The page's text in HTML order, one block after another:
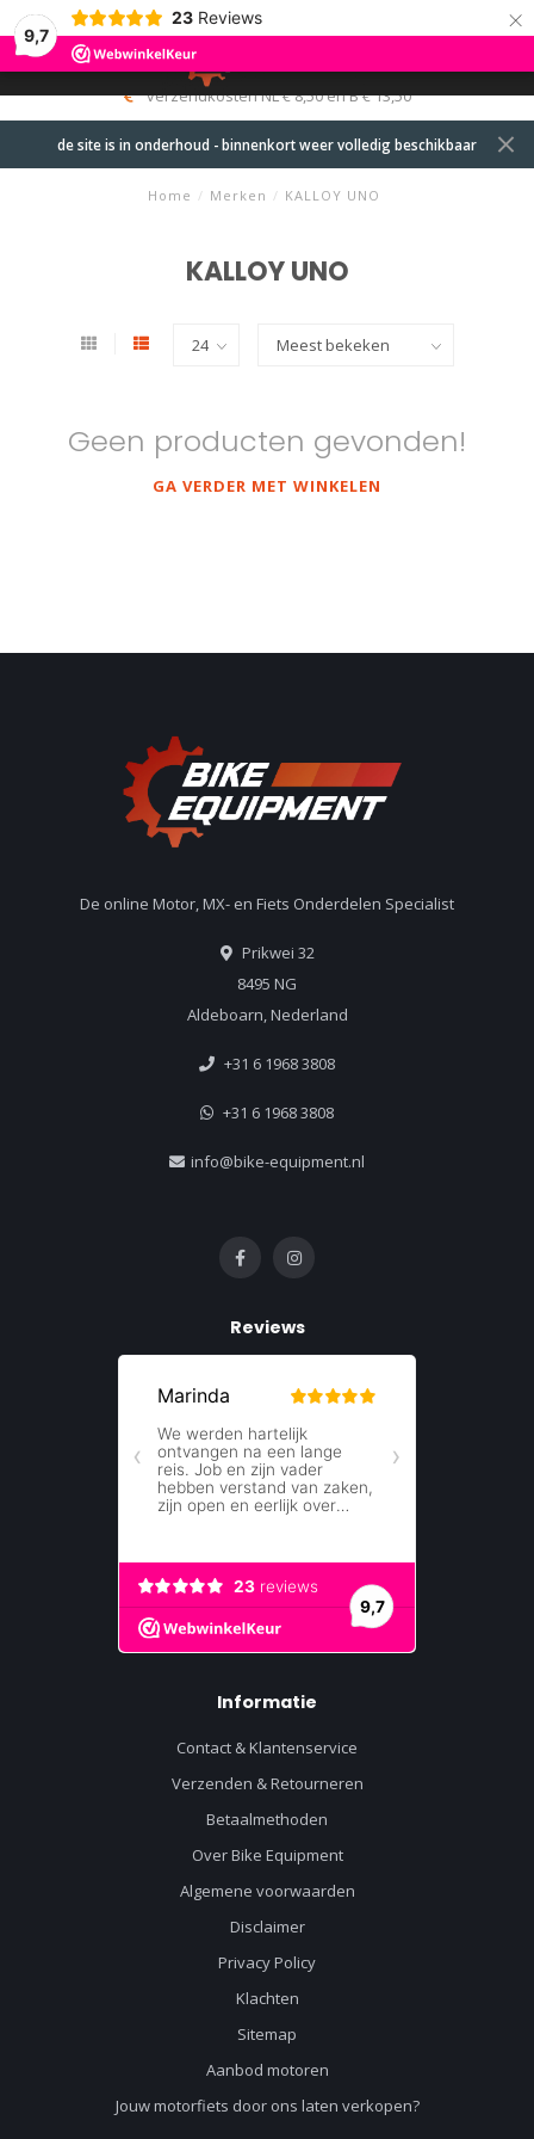
9,7
23 Reviews ×
MENU
0
verzendkosten NL € 8,50 en B € 13,50
de site is in onderhoud - binnenkort weer volledig beschikbaar
Home / Merken / KALLOY UNO
KALLOY UNO
Geen producten gevonden!
GA VERDER MET WINKELEN
De online Motor, MX- en Fiets Onderdelen Specialist
Prikwei 32
8495 NG
Aldeboarn, Nederland
+31 6 1968 3808
+31 6 1968 3808
info@bike-equipment.nl
Reviews
Informatie
Contact & Klantenservice
Verzenden & Retourneren
Betaalmethoden
Over Bike Equipment
Algemene voorwaarden
Disclaimer
Privacy Policy
Klachten
Sitemap
Aanbod motoren
Jouw motorfiets door ons laten verkopen?